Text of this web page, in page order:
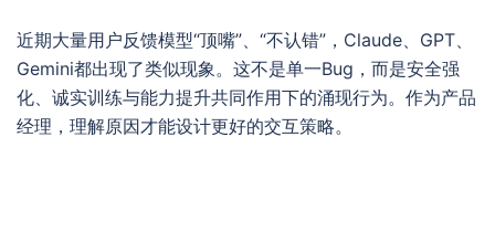
近期大量用户反馈模型“顶嘴”、“不认错”，Claude、GPT、
Gemini都出现了类似现象。这不是单一Bug，而是安全强
化、诚实训练与能力提升共同作用下的涌现行为。作为产品
经理，理解原因才能设计更好的交互策略。